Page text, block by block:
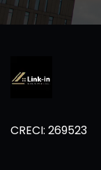
CRECI: 269523